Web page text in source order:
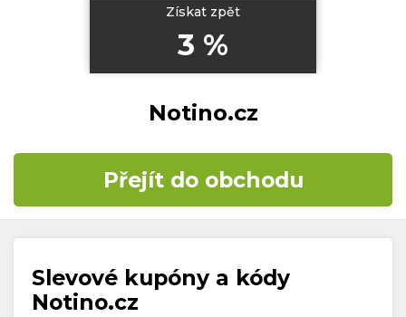
Časté dotazy
Kontakt
Získat zpět
3 %
Notino.cz
Přejít do obchodu
Slevové kupóny a kódy
Notino.cz